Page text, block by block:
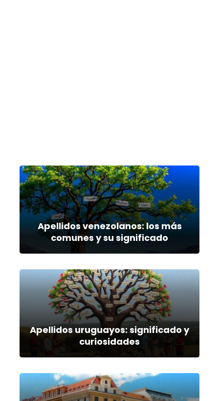
Apellidos venezolanos: los más
comunes y su significado
Apellidos uruguayos: significado y
curiosidades